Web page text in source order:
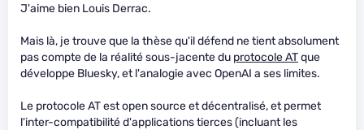
J'aime bien Louis Derrac.
Mais là, je trouve que la thèse qu'il défend ne tient absolument
pas compte de la réalité sous-jacente du protocole ATque
développe Bluesky, et l'analogie avec OpenAI a ses limites.
Le protocole AT est open source et décentralisé, et permet
l'inter-compatibilité d'applications tierces (incluant les